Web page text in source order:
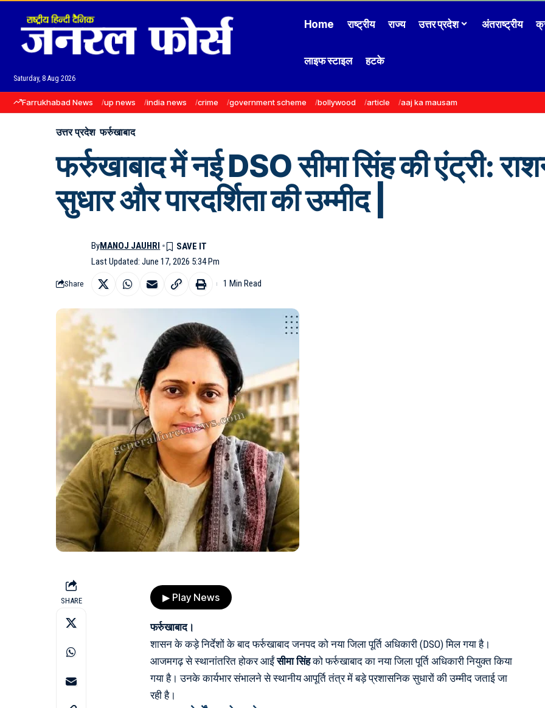
Saturday, 8 Aug 2026
Home राष्ट्रीय राज्य उत्तर प्रदेश अंतराष्ट्रीय
लाइफ स्टाइल हटके
Farrukhabad News up news india news crime government scheme bollywood article aaj ka mausam
उत्तर प्रदेश फर्रुखाबाद
फर्रुखाबाद में नई DSO सीमा सिंह की एंट्री:
सुधार और पारदर्शिता की उम्मीद |
Last Updated: June 17, 2026 5:34 Pm
ByMANOJ JAUHRI
Share 1 Min Read
SHARE ▶ Play News
फर्रुखाबाद।
शासन के कड़े निर्देशों के बाद फर्रुखाबाद जनपद को नया जिला पूर्ति अधिकारी (DSO) मिल गया है।
आजमगढ़ से स्थानांतरित होकर आईंसीमा सिंहको फर्रुखाबाद का नया जिला पूर्ति अधिकारी नियुक्त किया
गया है। उनके कार्यभार संभालने से स्थानीय आपूर्ति तंत्र में बड़े प्रशासनिक सुधारों की उम्मीद जताई जा
रही है।